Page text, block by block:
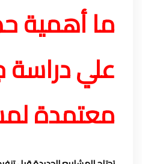
ما أهمية
علي
معتمدة